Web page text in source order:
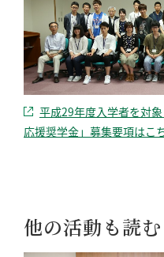
平成29年度入学者を対
応援奨学金」募集要項はこ
他の活動も読む